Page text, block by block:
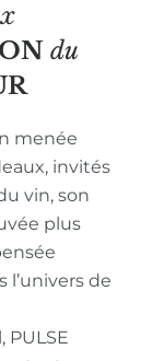
du
menée
invités
vin, son
plus
l’univers de